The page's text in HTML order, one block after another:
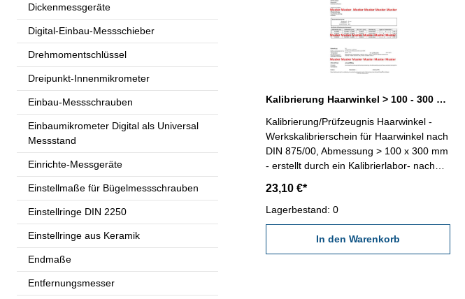
Dickenmessgeräte
Digital-Einbau-Messschieber
Drehmomentschlüssel
Dreipunkt-Innenmikrometer
Einbau-Messschrauben
Einbaumikrometer Digital als Universal
Messstand
Einrichte-Messgeräte
Einstellmaße für Bügelmessschrauben
Einstellringe DIN 2250
Einstellringe aus Keramik
Endmaße
Entfernungsmesser
Kalibrierung Haarwinkel > 100 - 300 mm
Kalibrierung/Prüfzeugnis Haarwinkel -
Werkskalibrierschein für Haarwinkel nach
DIN 875/00, Abmessung > 100 x 300 mm
- erstellt durch ein Kalibrierlabor- nach
VDI/VDE/DGQ 2618 oder nach
angegebenen Werksnormen
23,10 €*
Lagerbestand: 0
In den Warenkorb